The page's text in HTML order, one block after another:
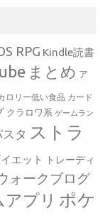
RPG Kindle読書
まとめ ア
ロリー低い食品 カード
クラロワ系 ゲームラン
タ ストラ
エット
トレーディ
ォークブログ
プリ ポケ